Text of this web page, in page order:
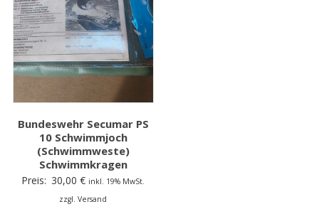
Bundeswehr Secumar PS
10 Schwimmjoch
(Schwimmweste)
Schwimmkragen
Preis: 30,00€ inkl. 19% MwSt.
zzgl. Versand